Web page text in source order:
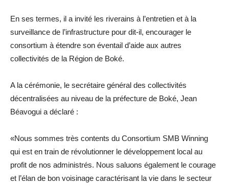
En ses termes, il a invité les riverains à l’entretien et à la
surveillance de l’infrastructure pour dit-il, encourager le
consortium à étendre son éventail d’aide aux autres
collectivités de la Région de Boké.
A la cérémonie, le secrétaire général des collectivités
décentralisées au niveau de la préfecture de Boké, Jean
Béavogui a déclaré :
«Nous sommes très contents du Consortium SMB Winning
qui est en train de révolutionner le développement local au
profit de nos administrés. Nous saluons également le courage
et l’élan de bon voisinage caractérisant la vie dans le secteur